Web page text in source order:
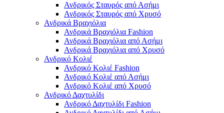
Ανδρικός Σταυρός από Ασήμι
Ανδρικός Σταυρός από Χρυσό
Ανδρικά Βραχιόλια
Ανδρικά Βραχιόλια Fashion
Ανδρικά Βραχιόλια από Ασήμι
Ανδρικά Βραχιόλια από Χρυσό
Ανδρικό Κολιέ
Ανδρικό Κολιέ Fashion
Ανδρικό Κολιέ από Ασήμι
Ανδρικό Κολιέ από Χρυσό
Ανδρικό Δαχτυλίδι
Ανδρικό Δαχτυλίδι Fashion